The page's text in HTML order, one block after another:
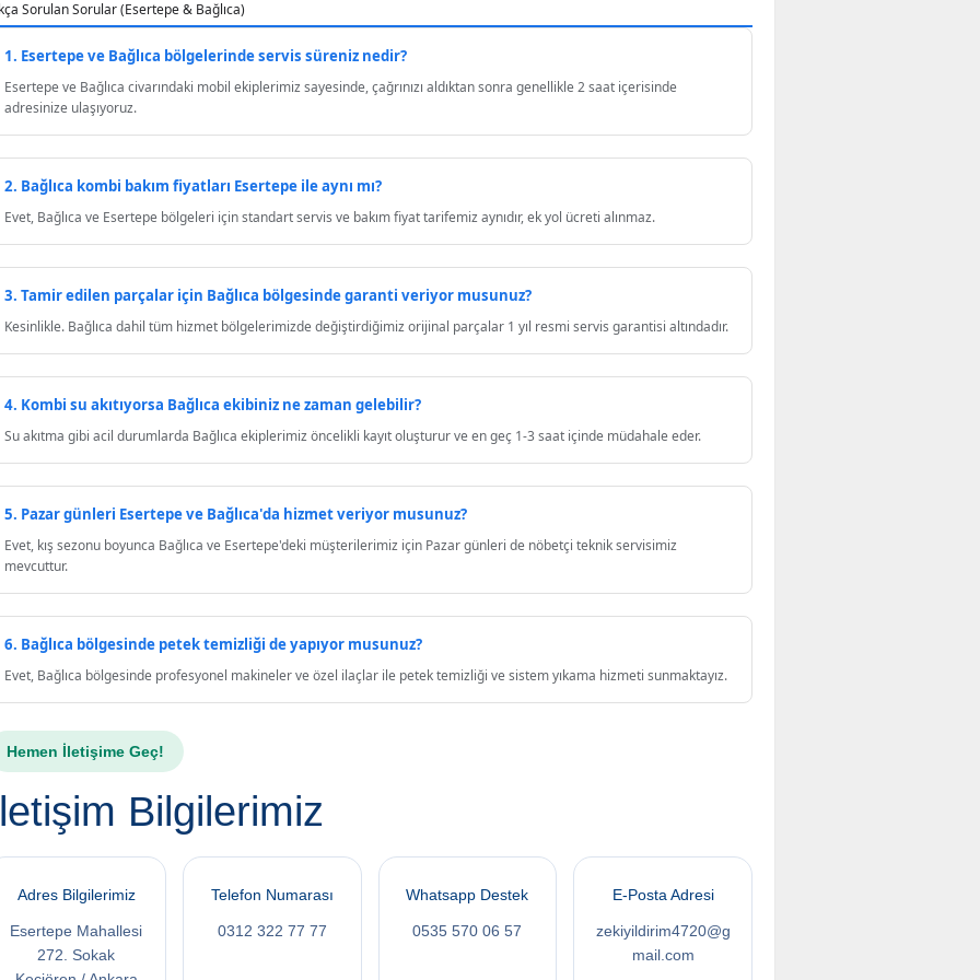
Sorulan Sorular (Esertepe & Bağlıca)
1. Esertepe ve Bağlıca bölgelerinde servis süreniz nedir?
Esertepe ve Bağlıca civarındaki mobil ekiplerimiz sayesinde, çağrınızı aldıktan sonra genellikle 2 saat içerisinde
adresinize ulaşıyoruz.
2. Bağlıca kombi bakım fiyatları Esertepe ile aynı mı?
Evet, Bağlıca ve Esertepe bölgeleri için standart servis ve bakım fiyat tarifemiz aynıdır, ek yol ücreti alınmaz.
3. Tamir edilen parçalar için Bağlıca bölgesinde garanti veriyor musunuz?
Kesinlikle. Bağlıca dahil tüm hizmet bölgelerimizde değiştirdiğimiz orijinal parçalar 1 yıl resmi servis garantisi altındadır.
4. Kombi su akıtıyorsa Bağlıca ekibiniz ne zaman gelebilir?
Su akıtma gibi acil durumlarda Bağlıca ekiplerimiz öncelikli kayıt oluşturur ve en geç 1-3 saat içinde müdahale eder.
5. Pazar günleri Esertepe ve Bağlıca'da hizmet veriyor musunuz?
Evet, kış sezonu boyunca Bağlıca ve Esertepe'deki müşterilerimiz için Pazar günleri de nöbetçi teknik servisimiz
mevcuttur.
6. Bağlıca bölgesinde petek temizliği de yapıyor musunuz?
Evet, Bağlıca bölgesinde profesyonel makineler ve özel ilaçlar ile petek temizliği ve sistem yıkama hizmeti sunmaktayız.
Hemen İletişime Geç!
Bilgilerimiz
Adres Bilgilerimiz
Esertepe Mahallesi
272. Sokak
Telefon Numarası
0312 322 77 77
Whatsapp Destek
0535 570 06 57
E-Posta Adresi
zekiyildirim4720@g
mail.com